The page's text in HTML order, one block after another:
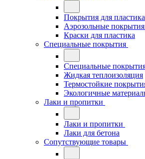
Покрытия для пластика
Аэрозольные покрытия
Краски для пластика
Специальные покрытия
Специальные
Жидкая теплоизоляция
Термостойкие
Экологичные
Лаки и пропитки
Лаки и пропитки
Лаки для бетона
Сопутствующие товары